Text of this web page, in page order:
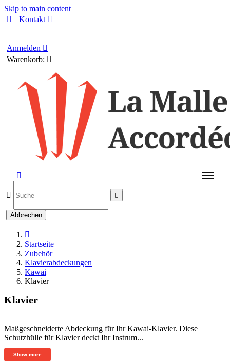
Skip to main content

Kontakt 
Anmelden 
Warenkorb: 

 
Abbrechen

Startseite
Zubehör
Klavierabdeckungen
Kawai
Klavier
Klavier
Maßgeschneiderte Abdeckung für Ihr Kawai-Klavier. Diese
Schutzhülle für Klavier deckt Ihr Instrum...
Show more